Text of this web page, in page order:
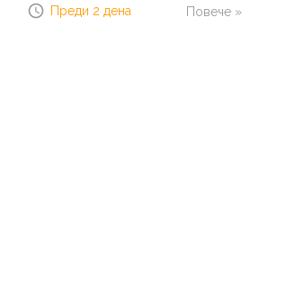
Повече »
Преди 2 дена